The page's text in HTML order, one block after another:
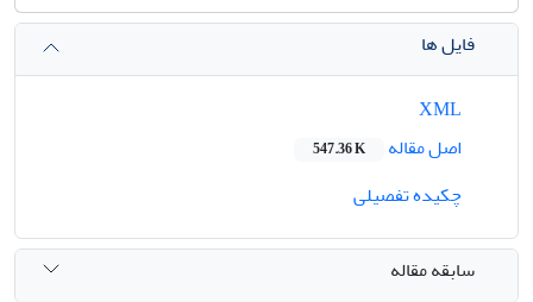
فایل ها
اصل مقاله
547.36 K
چکیده تفصیلی
سابقه مقاله